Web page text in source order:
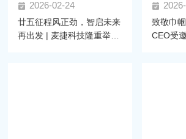
2026-02-24
廿五征程风正劲，智启未来
再出发 | 麦捷科技隆重举行
致敬巾
CEO受